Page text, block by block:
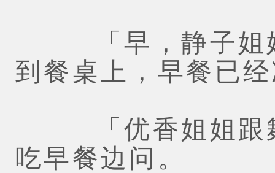
「早，静子姐姐
到餐桌上，早餐已
「优香姐姐跟舞
吃早餐边问。